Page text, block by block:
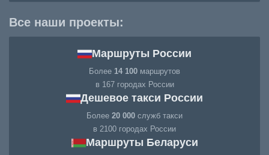
Все наши проекты:
Маршруты России
Более 14 100 маршрутов
в 167 городах России
Дешевое такси России
Более 20 000 служб такси
в 2100 городах России
Маршруты Беларуси